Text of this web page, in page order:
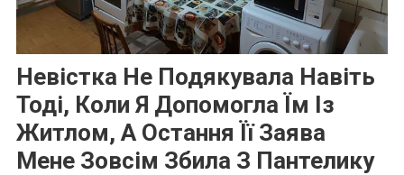
Невістка Не Подякувала Навіть
Тоді, Коли Я Допомогла Їм Із
Житлом, А Остання Її Заява
Мене Зовсім Збила З Пантелику